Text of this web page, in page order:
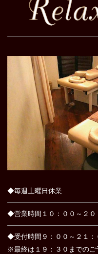
◆毎週土曜日休業
◆営業時間１０：００～２
◆受付時間９：００～２１：
※最終は１９：３０までのご